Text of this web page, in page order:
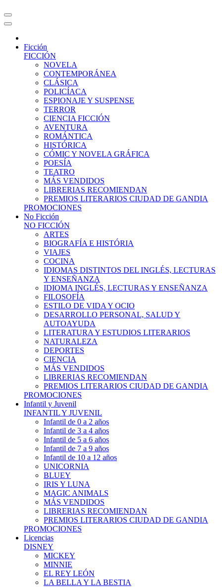
Ficción
FICCIÓN
NOVELA
CONTEMPORÁNEA
CLÁSICA
POLICÍACA
ESPIONAJE Y SUSPENSE
TERROR
CIENCIA FICCIÓN
AVENTURA
ROMÁNTICA
HISTÓRICA
CÓMIC Y NOVELA GRÁFICA
POESÍA
TEATRO
MÁS VENDIDOS
LIBRERIAS RECOMIENDAN
PREMIOS LITERARIOS CIUDAD DE GANDIA
PROMOCIONES
No Ficción
NO FICCIÓN
ARTES
BIOGRAFÍA E HISTÓRIA
VIAJES
COCINA
IDIOMAS DISTINTOS DEL INGLÉS, LECTURAS
Y ENSEÑANZA
IDIOMA INGLÉS, LECTURAS Y ENSEÑANZA
FILOSOFÍA
ESTILO DE VIDA Y OCIO
DESARROLLO PERSONAL, SALUD Y
AUTOAYUDA
LITERATURA Y ESTUDIOS LITERARIOS
NATURALEZA
DEPORTES
CIENCIA
MÁS VENDIDOS
LIBRERIAS RECOMIENDAN
PREMIOS LITERARIOS CIUDAD DE GANDIA
PROMOCIONES
Infantil y Juvenil
INFANTIL Y JUVENIL
Infantil de 0 a 2 años
Infantil de 3 a 4 años
Infantil de 5 a 6 años
Infantil de 7 a 9 años
Infantil de 10 a 12 años
UNICORNIA
BLUEY
IRIS Y LUNA
MAGIC ANIMALS
MÁS VENDIDOS
LIBRERIAS RECOMIENDAN
PREMIOS LITERARIOS CIUDAD DE GANDIA
PROMOCIONES
Licencias
DISNEY
MICKEY
MINNIE
EL REY LEÓN
LA BELLA Y LA BESTIA